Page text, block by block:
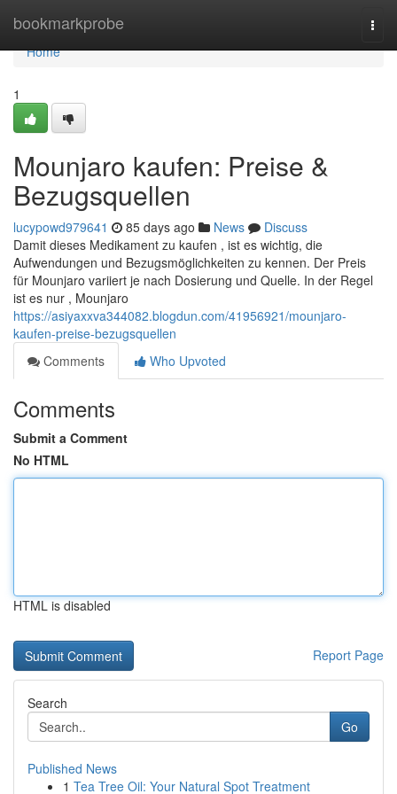
bookmarkprobe
Home
Home
1
Mounjaro kaufen: Preise &
Bezugsquellen
lucypowd979641 85 days ago News
Discuss
Damit dieses Medikament zu kaufen , ist es wichtig, die
Aufwendungen und Bezugsmöglichkeiten zu kennen. Der Preis
für Mounjaro variiert je nach Dosierung und Quelle. In der Regel
ist es nur , Mounjaro
https://asiyaxxva344082.blogdun.com/41956921/mounjaro-
kaufen-preise-bezugsquellen
Comments
Who Upvoted
Comments
Submit a Comment
No HTML
HTML is disabled
Report Page
Search
Go
Published News
1 Tea Tree Oil: Your Natural Spot Treatment